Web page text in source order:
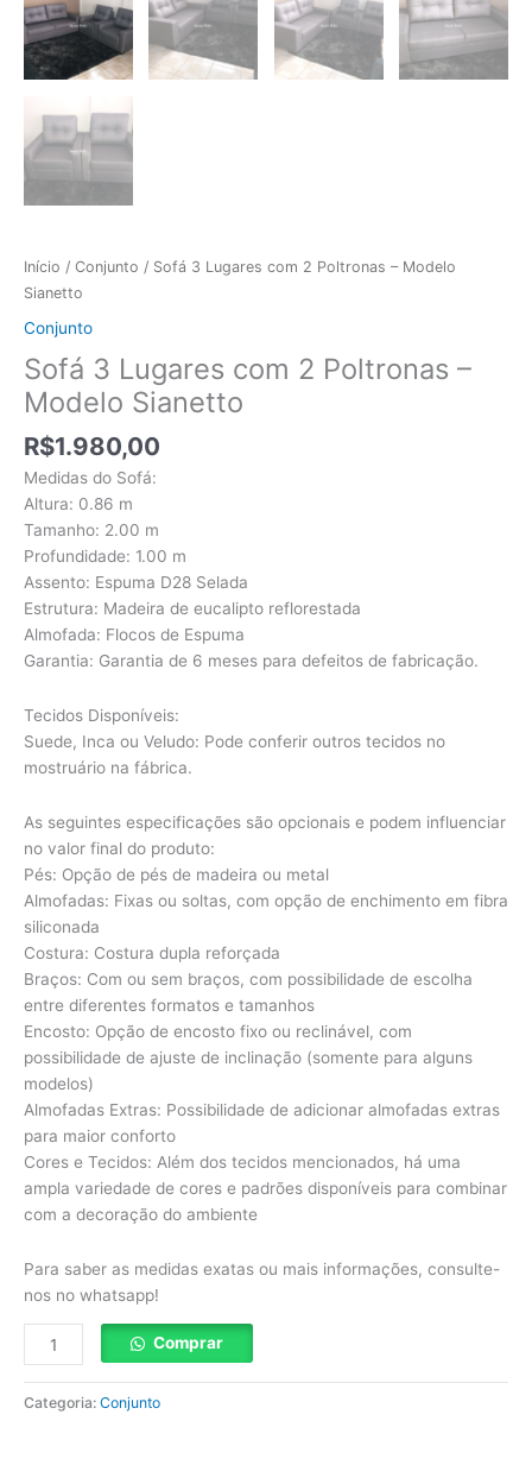
Início / Conjunto / Sofá 3 Lugares com 2 Poltronas – Modelo
Sianetto
Conjunto
Sofá 3 Lugares com 2 Poltronas –
Modelo Sianetto
R$1.980,00
Medidas do Sofá:
Altura: 0.86 m
Tamanho: 2.00 m
Profundidade: 1.00 m
Assento: Espuma D28 Selada
Estrutura: Madeira de eucalipto reflorestada
Almofada: Flocos de Espuma
Garantia: Garantia de 6 meses para defeitos de fabricação.
Tecidos Disponíveis:
Suede, Inca ou Veludo: Pode conferir outros tecidos no
mostruário na fábrica.
As seguintes especificações são opcionais e podem influenciar
no valor final do produto:
Pés: Opção de pés de madeira ou metal
Almofadas: Fixas ou soltas, com opção de enchimento em fibra
siliconada
Costura: Costura dupla reforçada
Braços: Com ou sem braços, com possibilidade de escolha
entre diferentes formatos e tamanhos
Encosto: Opção de encosto fixo ou reclinável, com
possibilidade de ajuste de inclinação (somente para alguns
modelos)
Almofadas Extras: Possibilidade de adicionar almofadas extras
para maior conforto
Cores e Tecidos: Além dos tecidos mencionados, há uma
ampla variedade de cores e padrões disponíveis para combinar
com a decoração do ambiente
Para saber as medidas exatas ou mais informações, consulte-
nos no whatsapp!
Comprar
Categoria: Conjunto